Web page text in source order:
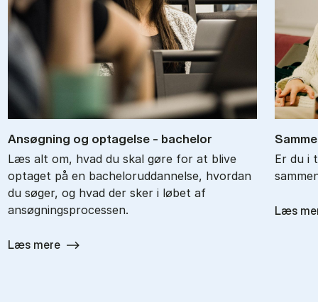
An­søg­ning og op­ta­gel­se - ba­chel­or
Læs alt om, hvad du skal gøre for at blive
optaget på en bacheloruddannelse, hvordan
du søger, og hvad der sker i løbet af
ansøgningsprocessen.
Læs mere
Er du i
Læs